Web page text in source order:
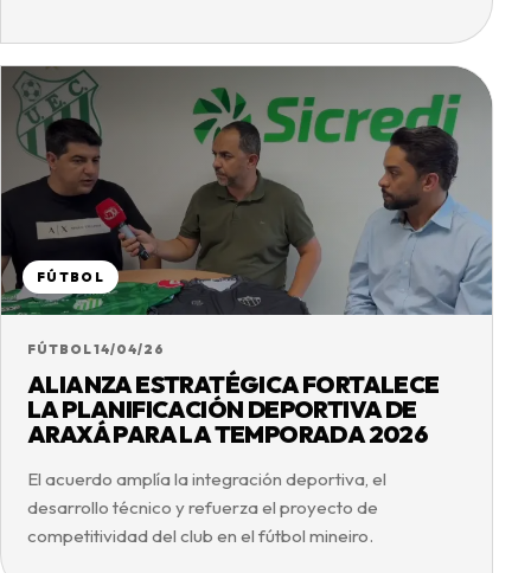
FÚTBOL
FÚTBOL14/04/26
ALIANZA ESTRATÉGICA FORTALECE
LA PLANIFICACIÓN DEPORTIVA DE
ARAXÁ PARA LA TEMPORADA 2026
El acuerdo amplía la integración deportiva, el
desarrollo técnico y refuerza el proyecto de
competitividad del club en el fútbol mineiro.